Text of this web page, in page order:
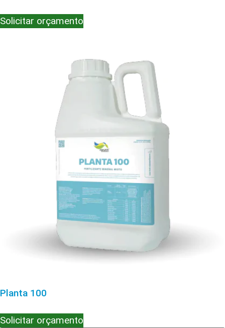
Solicitar orçamento
Planta 100
Solicitar orçamento